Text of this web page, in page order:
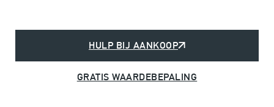
HULP BIJ AANKOOP
GRATIS WAARDEBEPALING